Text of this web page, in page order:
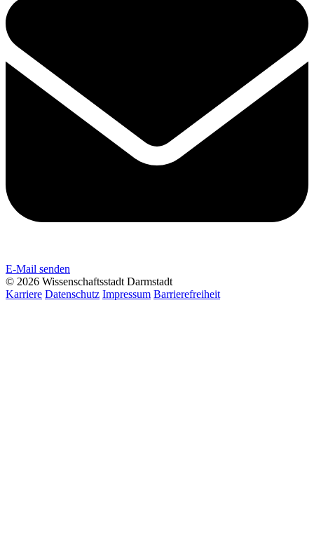
E-Mail senden
© 2026 Wissenschaftsstadt Darmstadt
Karriere Datenschutz Impressum Barrierefreiheit